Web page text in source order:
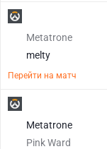
Metatrone
melty
Перейти на матч
Metatrone
Pink Ward